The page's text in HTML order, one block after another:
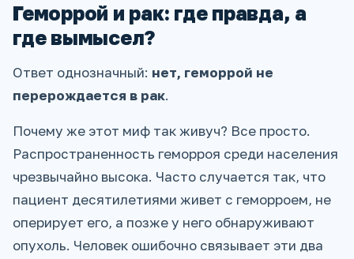
Геморрой и рак: где правда, а
где вымысел?
Ответ однозначный: нет, геморрой не
перерождается в рак.
Почему же этот миф так живуч? Все просто.
Распространенность геморроя среди населения
чрезвычайно высока. Часто случается так, что
пациент десятилетиями живет с геморроем, не
оперирует его, а позже у него обнаруживают
опухоль. Человек ошибочно связывает эти два